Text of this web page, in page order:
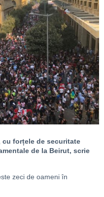
forțele de securitate
de la Beirut, scrie
zeci de oameni în